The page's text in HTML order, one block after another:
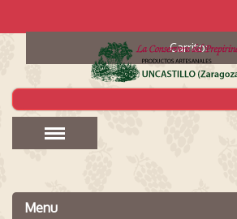
Menu
Carrito: